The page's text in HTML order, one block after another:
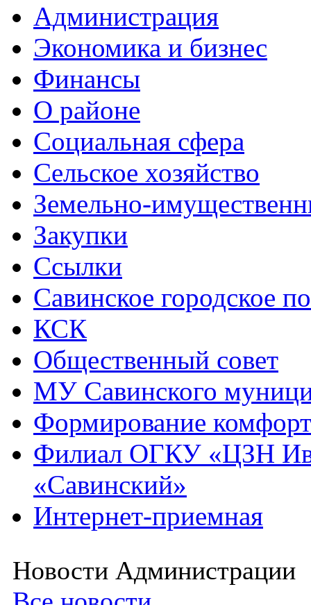
Администрация
Экономика и бизнес
Финансы
О районе
Социальная сфера
Сельское хозяйство
Земельно-
Закупки
Ссылки
Савинское городское
КСК
Общественный совет
МУ Савинского
Формирование
Филиал ОГКУ «ЦЗН
«Савинский»
Интернет-приемная
Новости Администрации